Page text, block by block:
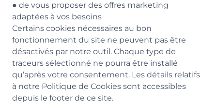
● de vous proposer des offres marketing
adaptées à vos besoins
Certains cookies nécessaires au bon
fonctionnement du site ne peuvent pas être
désactivés par notre outil. Chaque type de
traceurs sélectionné ne pourra être installé
qu’après votre consentement. Les détails relatifs
à notre Politique de Cookies sont accessibles
depuis le footer de ce site.